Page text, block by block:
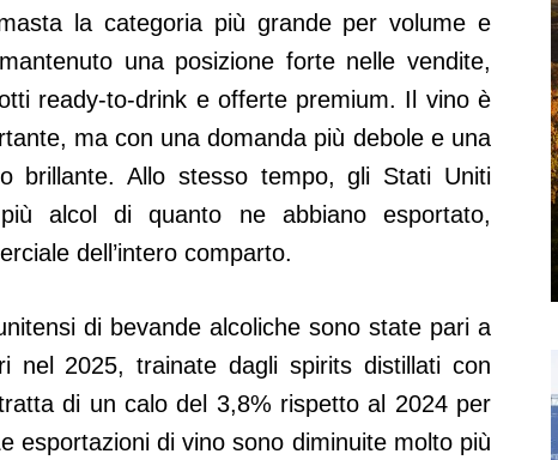
la categoria più grande per volume e
una posizione forte nelle vendite,
ready-to-drink e offerte premium. Il vino è
ma con una domanda più debole e una
brillante. Allo stesso tempo, gli Stati Uniti
alcol di quanto ne abbiano esportato,
dell’intero comparto.
di bevande alcoliche sono state pari a
nel 2025, trainate dagli spirits distillati con
di un calo del 3,8% rispetto al 2024 per
esportazioni di vino sono diminuite molto più